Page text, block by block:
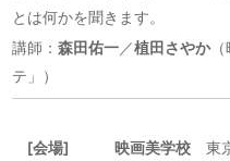
とは何かを聞きます。
講師：森田佑一／植田さやか（
テ」）
[会場] 映画美学校 東